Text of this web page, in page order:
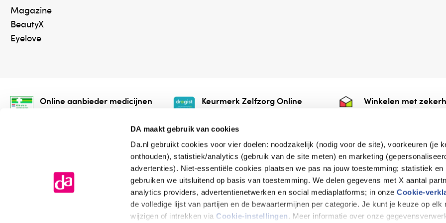
DA maakt gebruik van cookies
Da.nl gebruikt cookies voor vier doelen: noodzakelijk (nodig voor de site), voorkeuren (je
onthouden), statistiek/analytics (gebruik van de site meten) en marketing
advertenties). Niet-essentiële cookies plaatsen we pas na jouw toestemming; statistiek en
gebruiken we uitsluitend op basis van toestemming. We delen gegevens met X aantal
analytics providers, advertentienetwerken en social mediaplatforms; in onzeCookie-
de volledige lijst van partijen en de bewaartermijnen per categorie. Je kunt je keuze op elk
wijzigen of intrekken via Cookie-instellingen. Meer informatie over onze
Magazine
BeautyX
Eyelove
Online aanbieder medicijnen
onze webshop mag verkopen.
Keurmerk Zelfzorg Online
online.
Winkelen met
de vriendelijke specialist
Algemene voorwaarden Cookieverklaring Disclaimer Privacy verklaring